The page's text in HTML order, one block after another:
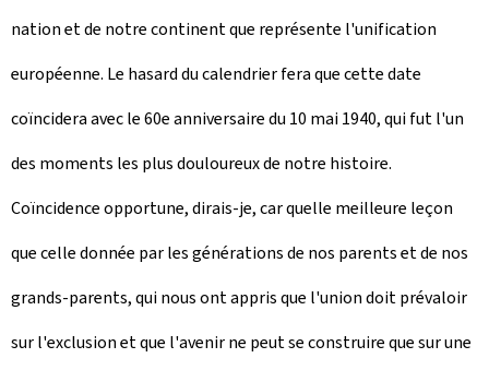
nation et de notre continent que représente l'unification
européenne. Le hasard du calendrier fera que cette date
coïncidera avec le 60e anniversaire du 10 mai 1940, qui fut l'un
des moments les plus douloureux de notre histoire.
Coïncidence opportune, dirais-je, car quelle meilleure leçon
que celle donnée par les générations de nos parents et de nos
grands-parents, qui nous ont appris que l'union doit prévaloir
sur l'exclusion et que l'avenir ne peut se construire que sur une